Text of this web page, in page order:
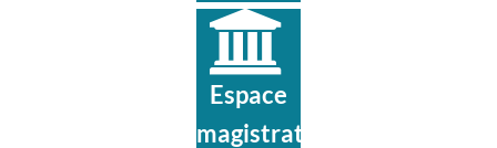
Espace
magistrat